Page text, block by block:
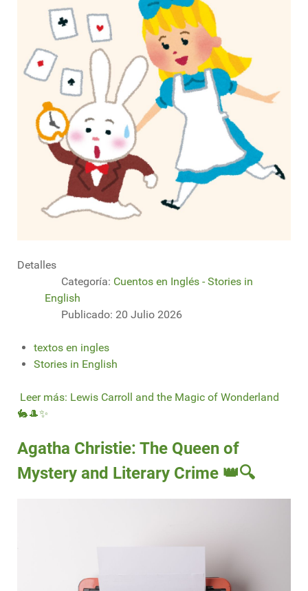
Detalles
Categoría: Cuentos en Inglés - Stories in
English
Publicado: 20 Julio 2026
textos en ingles
Stories in English
Leer más: Lewis Carroll and the Magic of Wonderland
🐇🎩✨
Agatha Christie: The Queen of
Mystery and Literary Crime 👑🔍